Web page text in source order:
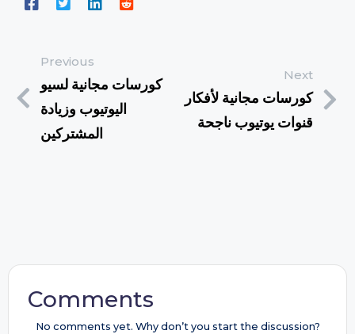
Previous
كورسات مجانية لسيو
اليوتيوب وزيادة
المشتركين
Next
كورسات مجانية لأفكار
قنوات يوتيوب ناجحة
Comments
No comments yet. Why don’t you start the discussion?